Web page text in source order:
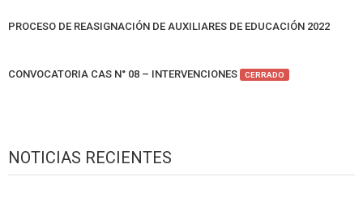
PROCESO DE REASIGNACIÓN DE AUXILIARES DE EDUCACIÓN 2022
CONVOCATORIA CAS N° 08 – INTERVENCIONES CERRADO
NOTICIAS RECIENTES